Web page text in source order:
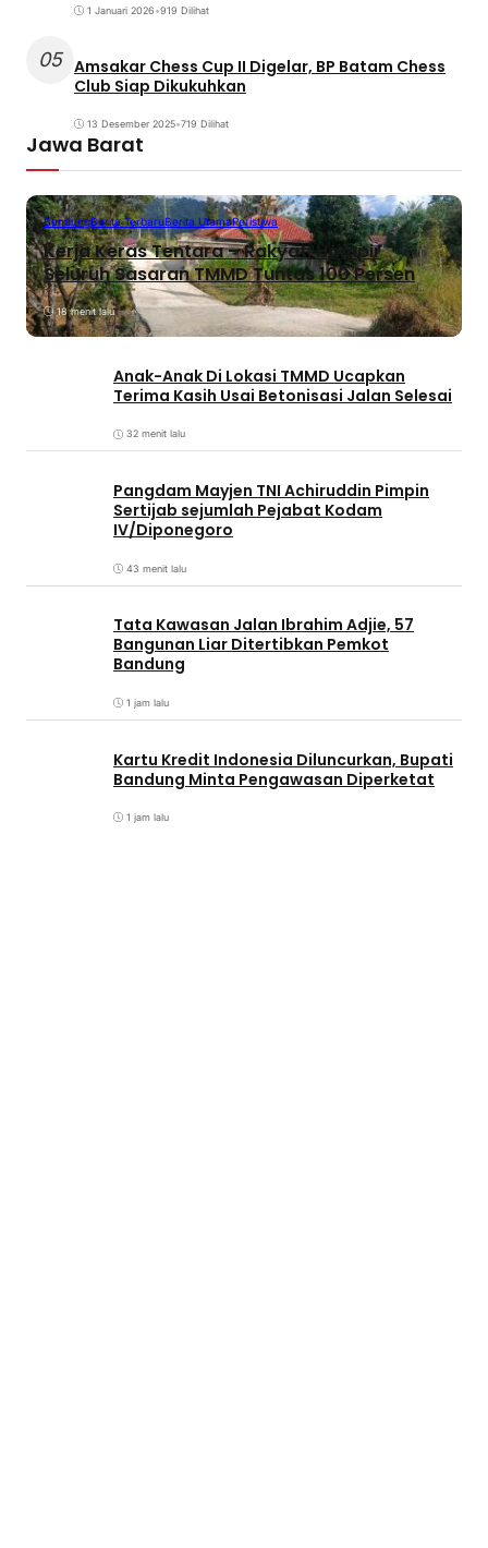
1 Januari 2026•919 Dilihat
05 Amsakar Chess Cup II Digelar, BP Batam Chess
Club Siap Dikukuhkan
13 Desember 2025•719 Dilihat
Jawa Barat
BandungBerita TerbaruBerita UtamaPeristiwa
Kerja Keras Tentara – Rakyat, Hampir
Seluruh Sasaran TMMD Tuntas 100 Persen
18 menit lalu
Anak-Anak Di Lokasi TMMD Ucapkan
Terima Kasih Usai Betonisasi Jalan Selesai
32 menit lalu
Pangdam Mayjen TNI Achiruddin Pimpin
Sertijab sejumlah Pejabat Kodam
IV/Diponegoro
43 menit lalu
Tata Kawasan Jalan Ibrahim Adjie, 57
Bangunan Liar Ditertibkan Pemkot
Bandung
1 jam lalu
Kartu Kredit Indonesia Diluncurkan, Bupati
Bandung Minta Pengawasan Diperketat
1 jam lalu